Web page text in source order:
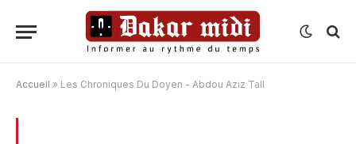
Accueil » Les Chroniques Du Doyen - Abdou Aziz Tall